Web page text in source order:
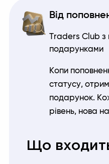
Від
Traders Club з
подарунками
Копи
статусу,
подарунок.
рівень, нова
Що